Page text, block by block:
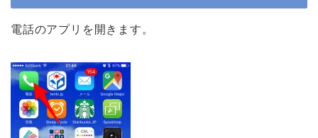
電話のアプリを開きます。